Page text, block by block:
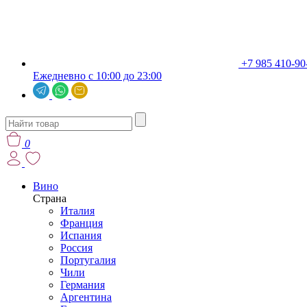
+7 985 410-
Ежедневно с 10:00 до 23:00
0
Вино
Страна
Италия
Франция
Испания
Россия
Португалия
Чили
Германия
Аргентина